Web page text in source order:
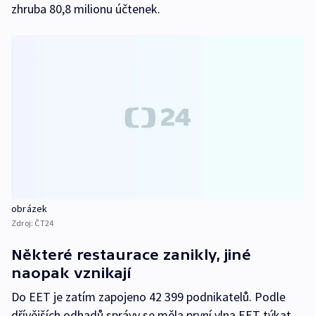
zhruba 80,8 milionu účtenek.
obrázek
Zdroj: ČT24
Některé restaurace zanikly, jiné
naopak vznikají
Do EET je zatím zapojeno 42 399 podnikatelů. Podle